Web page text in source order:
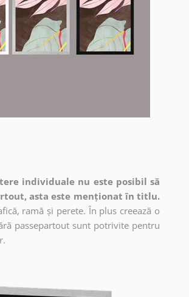
individuale nu este posibil să
asta este menționat în titlu.
ramă și perete. În plus creează o
passepartout sunt potrivite pentru